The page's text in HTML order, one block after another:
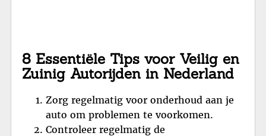
8 Essentiële Tips voor Veilig en
Zuinig Autorijden in Nederland
Zorg regelmatig voor onderhoud aan je
auto om problemen te voorkomen.
Controleer regelmatig de